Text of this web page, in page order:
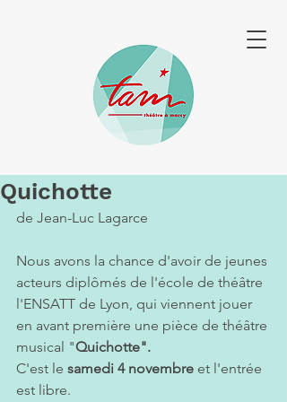
Quichotte
de Jean-Luc Lagarce
Nous avons la chance d'avoir de jeunes
acteurs diplômés de l'école de théâtre
l'ENSATT de Lyon, qui viennent jouer
en avant première une pièce de théâtre
musical "Quichotte".
C'est le samedi 4 novembre et l'entrée
est libre.